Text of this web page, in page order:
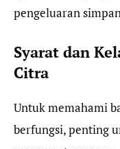
pengeluaran
Syarat dan
Citra
Untuk memahami
berfungsi, penting